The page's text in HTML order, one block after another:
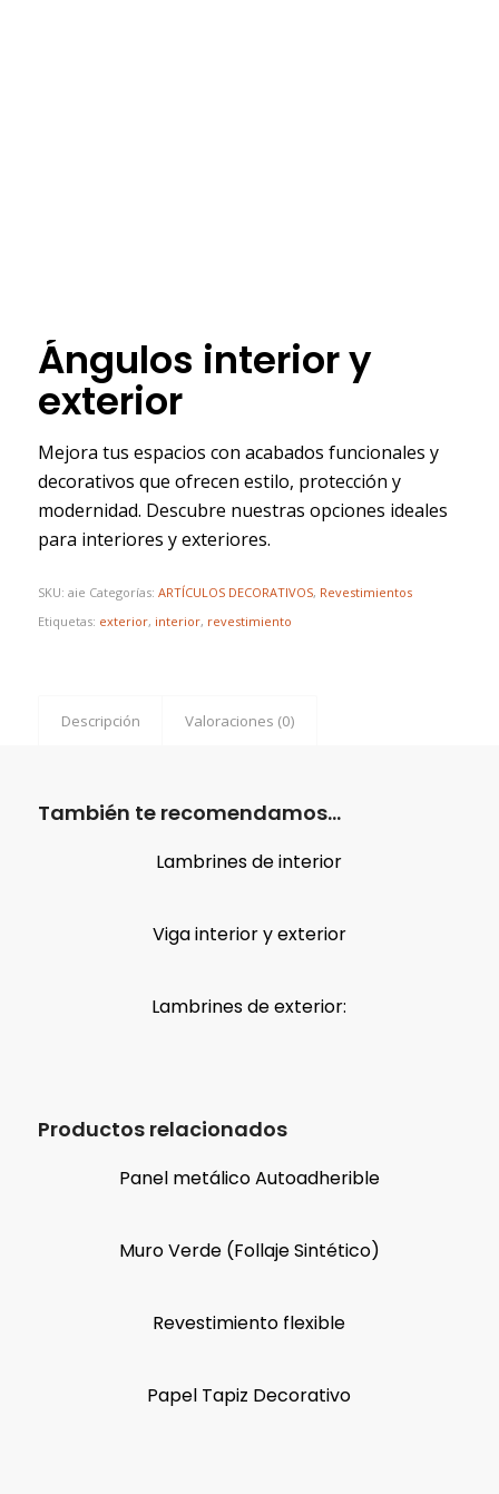
Ángulos interior y
exterior
Mejora tus espacios con acabados funcionales y
decorativos que ofrecen estilo, protección y
modernidad. Descubre nuestras opciones ideales
para interiores y exteriores.
SKU: aie Categorías: ARTÍCULOS DECORATIVOS, Revestimientos
Etiquetas: exterior, interior, revestimiento
Descripción Valoraciones (0)
También te recomendamos…
Lambrines de interior
Viga interior y exterior
Lambrines de exterior:
Productos relacionados
Panel metálico Autoadherible
Muro Verde (Follaje Sintético)
Revestimiento flexible
Papel Tapiz Decorativo